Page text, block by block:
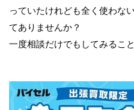
っていたけれども全く使わな
てありませんか？
一度相談だけでもしてみるこ